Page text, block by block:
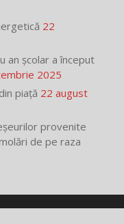
22
an școlar a început
2025
piață 22 august
provenite
de pe raza